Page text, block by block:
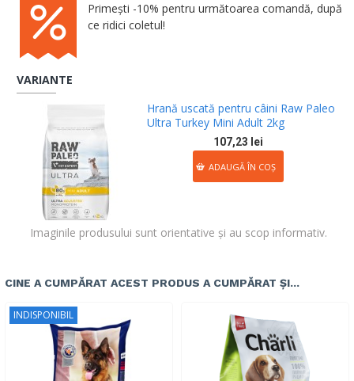
VARIANTE
Hrană uscată pentru câini Raw Paleo
Ultra Turkey Mini Adult 2kg
107,23 lei
ADAUGĂ ÎN COŞ
Imaginile produsului sunt orientative și au scop informativ.
Primești -10% pentru următoarea comandă, după
ce ridici coletul!
CINE A CUMPĂRAT ACEST PRODUS A CUMPĂRAT ȘI...
INDISPONIBIL